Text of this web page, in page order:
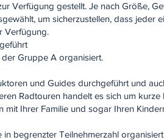
Verfügung gestellt. Je nach Größe,
um sicherzustellen, dass jeder
Verfügung.
Gruppe A organisiert.
und Guides durchgeführt und
Radtouren handelt es sich um
Ihrer Familie und sogar Ihren
begrenzter Teilnehmerzahl